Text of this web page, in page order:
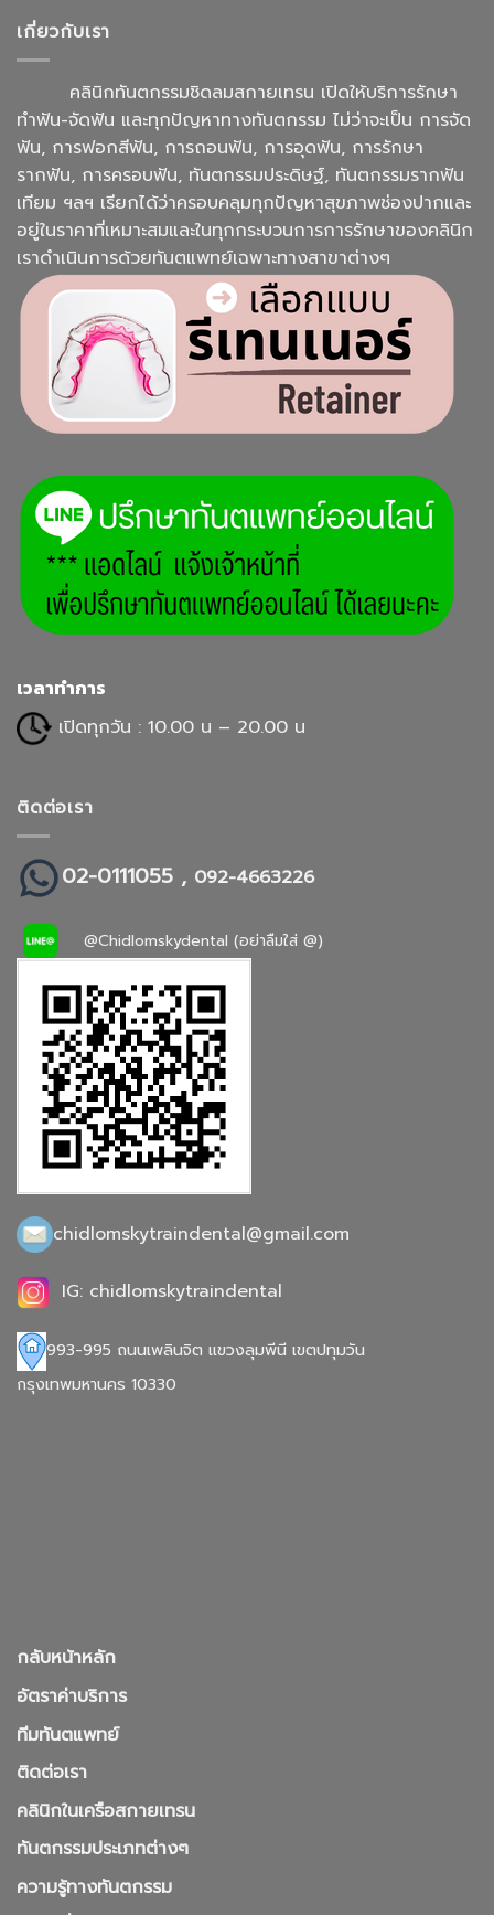
เกี่ยวกับเรา
คลินิกทันตกรรมชิดลมสกายเทรน เปิดให้บริการรักษา
ทำฟัน-จัดฟัน และทุกปัญหาทางทันตกรรม ไม่ว่าจะเป็น การจัด
ฟัน, การฟอกสีฟัน, การถอนฟัน, การอุดฟัน, การรักษา
รากฟัน, การครอบฟัน, ทันตกรรมประดิษฐ์, ทันตกรรมรากฟัน
เทียม ฯลฯ เรียกได้ว่าครอบคลุมทุกปัญหาสุขภาพช่องปากและ
อยู่ในราคาที่เหมาะสมและในทุกกระบวนการการรักษาของคลินิก
เราดำเนินการด้วยทันตแพทย์เฉพาะทางสาขาต่างๆ
เวลาทำการ
เปิดทุกวัน : 10.00 น – 20.00 น
ติดต่อเรา
02-0111055 , 092-4663226
@Chidlomskydental (อย่าลืมใส่ @)
chidlomskytraindental@gmail.com
IG: chidlomskytraindental
993-995 ถนนเพลินจิต แขวงลุมพีนี เขตปทุมวัน
กรุงเทพมหานคร 10330
กลับหน้าหลัก
อัตราค่าบริการ
ทีมทันตแพทย์
ติดต่อเรา
คลินิกในเครือสกายเทรน
ทันตกรรมประเภทต่างๆ
ความรู้ทางทันตกรรม